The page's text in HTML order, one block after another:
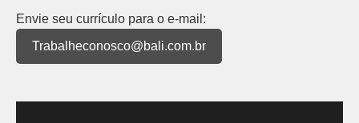
Envie seu currículo para o e-mail:
Trabalheconosco@bali.com.br